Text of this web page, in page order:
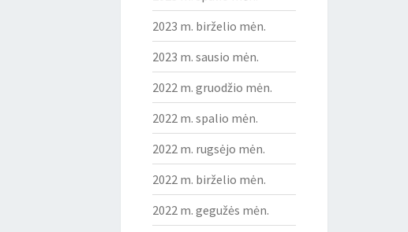
2023 m. birželio mėn.
2023 m. sausio mėn.
2022 m. gruodžio mėn.
2022 m. spalio mėn.
2022 m. rugsėjo mėn.
2022 m. birželio mėn.
2022 m. gegužės mėn.